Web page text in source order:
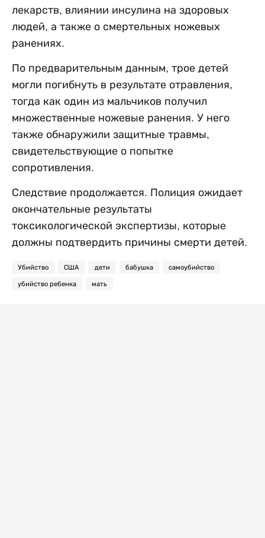
лекарств, влиянии инсулина на здоровых
людей, а также о смертельных ножевых
ранениях.
По предварительным данным, трое детей
могли погибнуть в результате отравления,
тогда как один из мальчиков получил
множественные ножевые ранения. У него
также обнаружили защитные травмы,
свидетельствующие о попытке
сопротивления.
Следствие продолжается. Полиция ожидает
окончательные результаты
токсикологической экспертизы, которые
должны подтвердить причины смерти детей.
Убийство США дети бабушка самоубийство
убийство ребенка мать